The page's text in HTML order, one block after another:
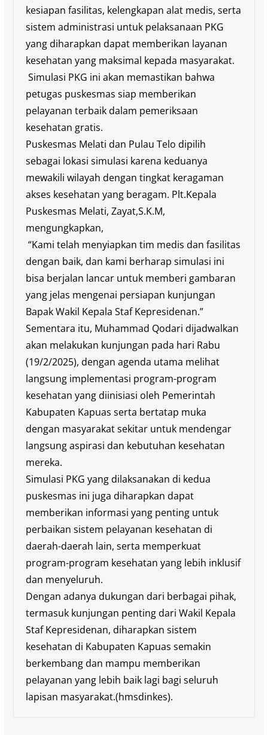
kesiapan fasilitas, kelengkapan alat medis, serta
sistem administrasi untuk pelaksanaan PKG
yang diharapkan dapat memberikan layanan
kesehatan yang maksimal kepada masyarakat.
Simulasi PKG ini akan memastikan bahwa
petugas puskesmas siap memberikan
pelayanan terbaik dalam pemeriksaan
kesehatan gratis.
Puskesmas Melati dan Pulau Telo dipilih
sebagai lokasi simulasi karena keduanya
mewakili wilayah dengan tingkat keragaman
akses kesehatan yang beragam. Plt.Kepala
Puskesmas Melati, Zayat,S.K.M,
mengungkapkan,
“Kami telah menyiapkan tim medis dan fasilitas
dengan baik, dan kami berharap simulasi ini
bisa berjalan lancar untuk memberi gambaran
yang jelas mengenai persiapan kunjungan
Bapak Wakil Kepala Staf Kepresidenan.”
Sementara itu, Muhammad Qodari dijadwalkan
akan melakukan kunjungan pada hari Rabu
(19/2/2025), dengan agenda utama melihat
langsung implementasi program-program
kesehatan yang diinisiasi oleh Pemerintah
Kabupaten Kapuas serta bertatap muka
dengan masyarakat sekitar untuk mendengar
langsung aspirasi dan kebutuhan kesehatan
mereka.
Simulasi PKG yang dilaksanakan di kedua
puskesmas ini juga diharapkan dapat
memberikan informasi yang penting untuk
perbaikan sistem pelayanan kesehatan di
daerah-daerah lain, serta memperkuat
program-program kesehatan yang lebih inklusif
dan menyeluruh.
Dengan adanya dukungan dari berbagai pihak,
termasuk kunjungan penting dari Wakil Kepala
Staf Kepresidenan, diharapkan sistem
kesehatan di Kabupaten Kapuas semakin
berkembang dan mampu memberikan
pelayanan yang lebih baik lagi bagi seluruh
lapisan masyarakat.(hmsdinkes).